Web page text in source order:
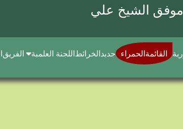
موفق الشيخ علي
القائمةالحمراء جديدالخرائطاللجنة العلمية